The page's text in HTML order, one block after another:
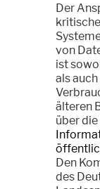
Der
von
ist
als
älteren
über die
Den
des